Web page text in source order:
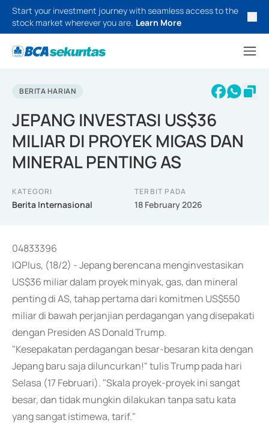
Start your investment journey with seamless access to the
stock market wherever you are. Learn More
BERITA HARIAN
JEPANG INVESTASI US$36
MILIAR DI PROYEK MIGAS DAN
MINERAL PENTING AS
KATEGORI
Berita Internasional
TERBIT PADA
18 February 2026
04833396
IQPlus, (18/2) - Jepang berencana menginvestasikan
US$36 miliar dalam proyek minyak, gas, dan mineral
penting di AS, tahap pertama dari komitmen US$550
miliar di bawah perjanjian perdagangan yang disepakati
dengan Presiden AS Donald Trump.
"Kesepakatan perdagangan besar-besaran kita dengan
Jepang baru saja diluncurkan!" tulis Trump pada hari
Selasa (17 Februari). "Skala proyek-proyek ini sangat
besar, dan tidak mungkin dilakukan tanpa satu kata
yang sangat istimewa, tarif."